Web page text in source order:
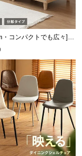
・コンパクトでも広々] 3
ァベッド リクライニン
フレーム 北欧